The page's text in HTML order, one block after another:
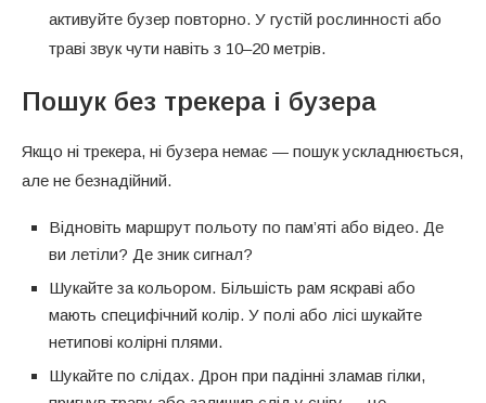
активуйте бузер повторно. У густій рослинності або
траві звук чути навіть з 10–20 метрів.
Пошук без трекера і бузера
Якщо ні трекера, ні бузера немає — пошук ускладнюється,
але не безнадійний.
Відновіть маршрут польоту по пам’яті або відео. Де
ви летіли? Де зник сигнал?
Шукайте за кольором. Більшість рам яскраві або
мають специфічний колір. У полі або лісі шукайте
нетипові колірні плями.
Шукайте по слідах. Дрон при падінні зламав гілки,